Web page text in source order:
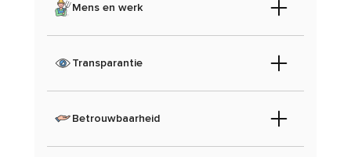
Mens en werk
Transparantie
Betrouwbaarheid